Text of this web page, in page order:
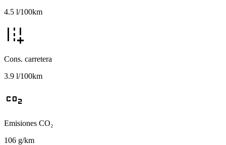
4.5 l/100km
add_road
Cons. carretera
3.9 l/100km
co2
Emisiones CO₂
106 g/km